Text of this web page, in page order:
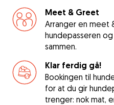
Meet & Greet
Arranger en meet
hundepasseren
sammen.
Klar ferdig gå!
Bookingen til
for at du gir
trenger: nok mat,